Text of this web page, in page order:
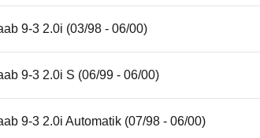
9-3 2.0i (03/98 - 06/00)
9-3 2.0i S (06/99 - 06/00)
9-3 2.0i Automatik (07/98 - 06/00)